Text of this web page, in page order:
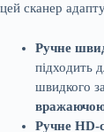
цей сканер
Ручне
підходить
швидкого
Ручне HD-